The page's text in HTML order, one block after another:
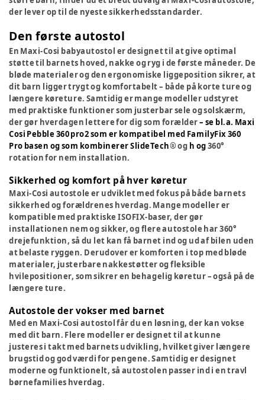
der lever op til de nyeste sikkerhedsstandarder.
Den første autostol
En Maxi-Cosi babyautostol er designet til at give optimal
støtte til barnets hoved, nakke og ryg i de første måneder. De
bløde materialer og den ergonomiske liggeposition sikrer, at
dit barn ligger trygt og komfortabelt – både på korte ture og
længere køreture. Samtidig er mange modeller udstyret
med praktiske funktioner som justerbar sele og solskærm,
der gør hverdagen lettere for dig som forælder– se bl.a. Maxi
Cosi Pebble 360 pro2 som er kompatibel med FamilyFix 360
Pro basen og som kombinerer SlideTech® og h og360°
rotation for nem installation.
Sikkerhed og komfort på hver køretur
Maxi-Cosi autostole er udviklet med fokus på både barnets
sikkerhed og forældrenes hverdag. Mange modeller er
kompatible med praktiske ISOFIX-baser, der gør
installationen nem og sikker, og flere autostole har 360°
drejefunktion, så du let kan få barnet ind og ud af bilen uden
at belaste ryggen. Derudover er komforten i top med bløde
materialer, justerbare nakkestøtter og fleksible
hvilepositioner, som sikrer en behagelig køretur – også på de
længere ture.
Autostole der vokser med barnet
Med en Maxi-Cosi autostol får du en løsning, der kan vokse
med dit barn. Flere modeller er designet til at kunne
justeres i takt med barnets udvikling, hvilket giver længere
brugstid og god værdi for pengene. Samtidig er designet
moderne og funktionelt, så autostolen passer ind i en travl
børnefamilies hverdag.